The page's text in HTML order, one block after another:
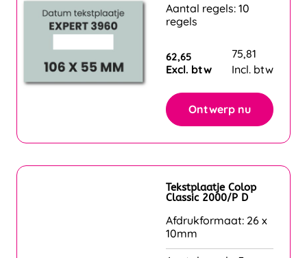
Aantal regels: 10
regels
62,65
Excl. btw
75,81
Incl. btw
Ontwerp nu
Tekstplaatje Colop
Classic 2000/P D
Afdrukformaat: 26 x
10mm